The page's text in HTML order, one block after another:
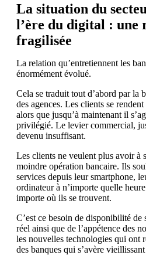
La situation du
l’ère du digital : une
fragilisée
La relation qu’entretiennent les
énormément évolué.
Cela se traduit tout d’abord par la
des agences. Les clients se
alors que jusqu’à maintenant il
privilégié. Le levier commercial,
devenu insuffisant.
Les clients ne veulent plus avoir à
moindre opération bancaire. Ils
services depuis leur smartphone,
ordinateur à n’importe quelle
importe où ils se trouvent.
C’est ce besoin de disponibilité de
réel ainsi que de l’appétence des
les nouvelles technologies qui ont
des banques qui s’avère